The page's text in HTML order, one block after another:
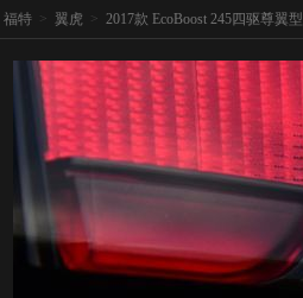
福特 > 翼虎 > 2017款 EcoBoost 245四驱尊翼型